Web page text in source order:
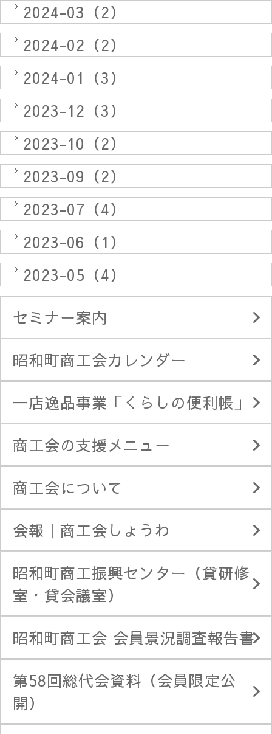
2024-03（2）
2024-02（2）
2024-01（3）
2023-12（3）
2023-10（2）
2023-09（2）
2023-07（4）
2023-06（1）
2023-05（4）
セミナー案内
昭和町商工会カレンダー
一店逸品事業「くらしの便利帳」
商工会の支援メニュー
商工会について
会報｜商工会しょうわ
昭和町商工振興センター（貸研修
室・貸会議室）
昭和町商工会 会員景況調査報告書
第58回総代会資料（会員限定公
開）